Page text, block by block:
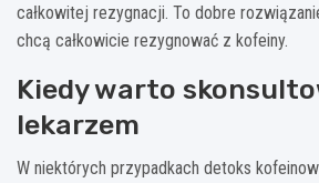
całkowitej rezygnacji. To dobre
chcą całkowicie rezygnować z kofeiny.
Kiedy warto
lekarzem
W niektórych przypadkach detoks